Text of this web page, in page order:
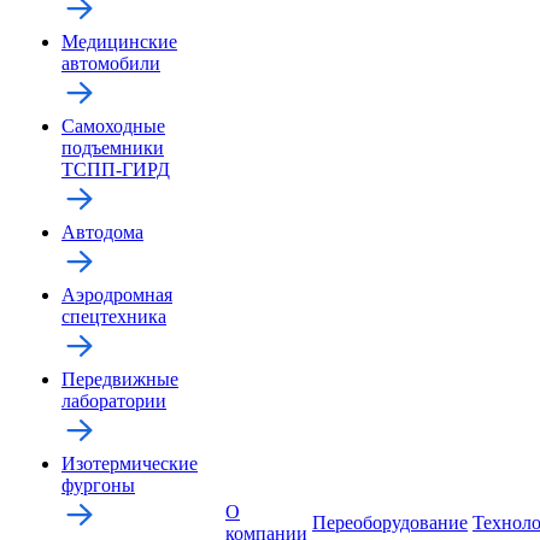
Медицинские
автомобили
Самоходные
подъемники
ТСПП-ГИРД
Автодома
Аэродромная
спецтехника
Передвижные
лаборатории
Изотермические
фургоны
О
компании
Переоборудование